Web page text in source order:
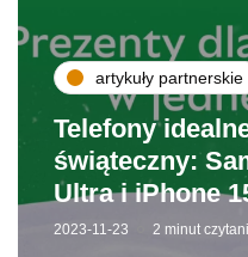
artykuły partnerskie
Telefony
świąteczny:
Ultra i iPhone
2023-11-23 2 minut